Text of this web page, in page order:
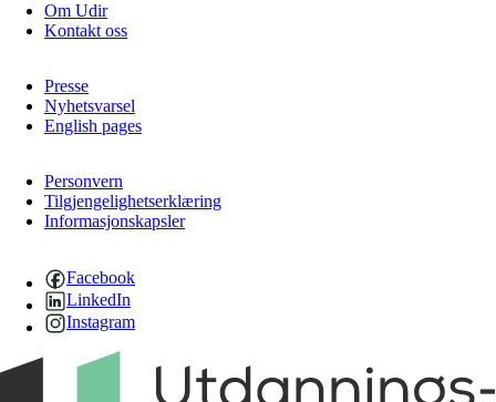
Om Udir
Kontakt oss
Presse
Nyhetsvarsel
English pages
Personvern
Tilgjengelighetserklæring
Informasjonskapsler
Facebook
LinkedIn
Instagram